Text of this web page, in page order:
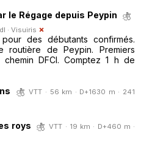
le Régage depuis Peypin
· Visuiris
pour des débutants confirmés.
routière de Peypin. Premiers
DFCI. Comptez 1 h de
VTT · 56 km · D+1630 m · 241
roys
VTT · 19 km · D+460 m ·